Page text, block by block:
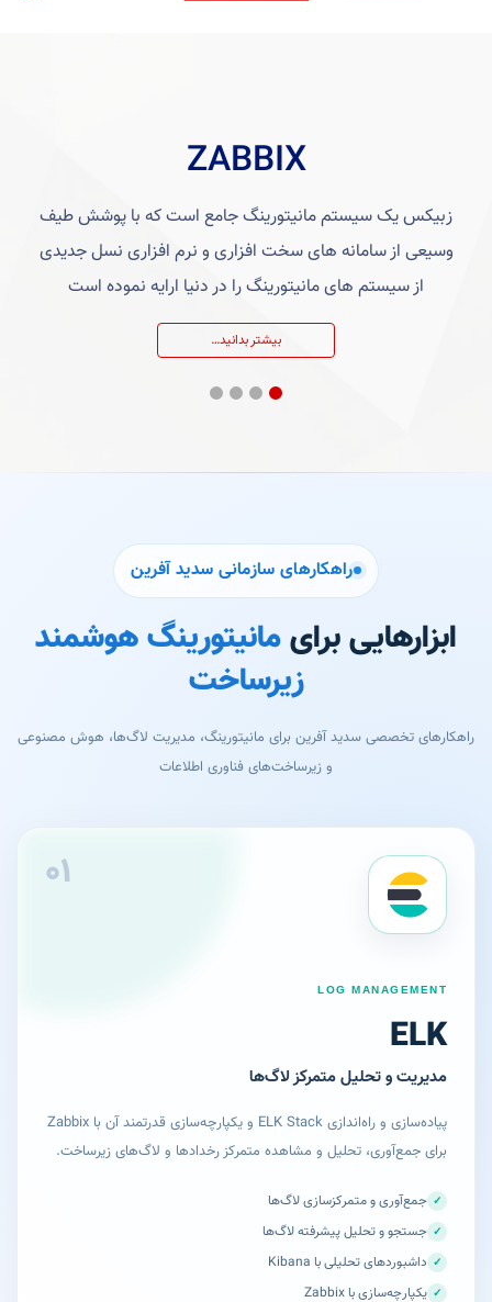
ZABBIX
زبیکس یک سیستم مانیتورینگ جامع است که با پوشش طیف
وسیعی از سامانه های سخت افزاری و نرم افزاری نسل جدیدی
از سیستم های مانیتورینگ را در دنیا ارایه نموده است
بیشتر بدانید…
راهکارهای سازمانی سدید آفرین
ابزارهایی برایمانیتورینگ هوشمند
زیرساخت
راهکارهای تخصصی سدید آفرین برای مانیتورینگ، مدیریت لاگ‌ها، هوش مصنوعی
و زیرساخت‌های فناوری اطلاعات
۰۱
LOG MANAGEMENT
ELK
مدیریت و تحلیل متمرکز لاگ‌ها
پیاده‌سازی و راه‌اندازی ELK Stack و یکپارچه‌سازی قدرتمند آن با Zabbix
برای جمع‌آوری، تحلیل و مشاهده متمرکز رخدادها و لاگ‌های زیرساخت.
✓ جمع‌آوری و متمرکزسازی لاگ‌ها
✓ جستجو و تحلیل پیشرفته لاگ‌ها
✓ داشبوردهای تحلیلی با Kibana
✓ یکپارچه‌سازی با Zabbix